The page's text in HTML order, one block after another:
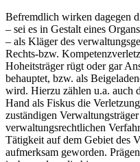
Befremdlich wirken dagegen
– sei es in Gestalt eines
– als Kläger des
Rechts-bzw.
Hoheitsträger rügt oder gar
behauptet, bzw. als
wird. Hierzu zählen u.a. auch
Hand als Fiskus die
zuständigen
verwaltungsrechtlichen
Tätigkeit auf dem Gebiet des
aufmerksam geworden.